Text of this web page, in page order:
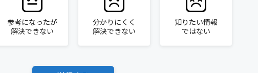
参考になったが
解決できない
分かりにくく
解決できない
知りたい情報
ではない